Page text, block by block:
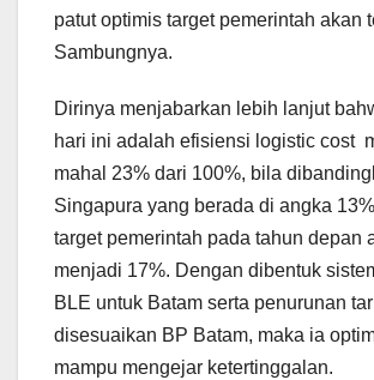
patut optimis target pemerintah akan
Sambungnya.
Dirinya menjabarkan lebih lanjut
hari ini adalah efisiensi logistic cost
mahal 23% dari 100%, bila
Singapura yang berada di angka
target pemerintah pada tahun depan
menjadi 17%. Dengan dibentuk
BLE untuk Batam serta penurunan
disesuaikan BP Batam, maka ia
mampu mengejar ketertinggalan.